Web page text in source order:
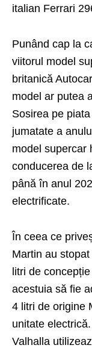
italian Ferrari
Punând cap la
viitorul model
britanică
model ar putea
Sosirea pe
jumatate a
model supercar
conducerea de
până în anul
electrificate.
În ceea ce
Martin au
litri de
acestuia să fie
4 litri de origine
unitate
Valhalla